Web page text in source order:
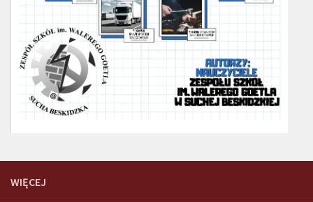
WIĘCEJ